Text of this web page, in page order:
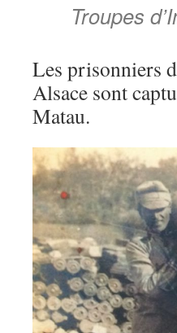
Troupes
Les prisonniers
Alsace sont
Matau.